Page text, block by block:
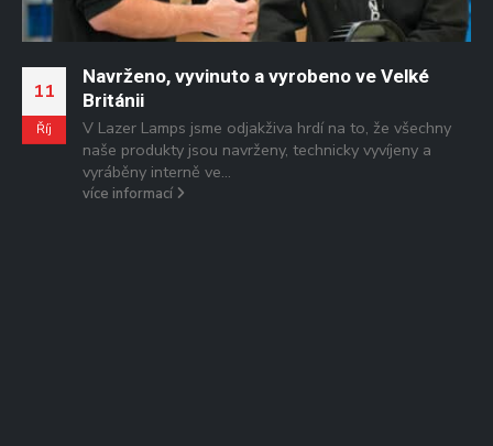
11
Říj
Navrženo, vyvinuto a vyrobeno ve Velké
Británii
V Lazer Lamps jsme odjakživa hrdí na to, že všechny
naše produkty jsou navrženy, technicky vyvíjeny a
vyráběny interně ve...
více informací